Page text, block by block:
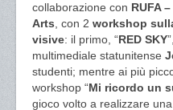
collaborazione con RUFA
Arts , con 2 workshop
visive: il primo, “RED SKY
multimediale statunitense
studenti; mentre ai più
workshop “Mi ricordo un
gioco volto a realizzare